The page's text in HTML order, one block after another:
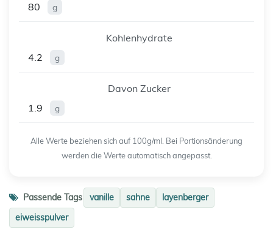
80
g
Kohlenhydrate
4.2
g
Davon Zucker
1.9
g
Alle Werte beziehen sich auf 100g/ml. Bei Portionsänderung
werden die Werte automatisch angepasst.
Passende Tags vanille sahne
layenberger
eiweisspulver